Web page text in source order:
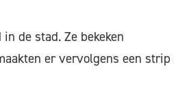
de stad. Ze bekeken
er vervolgens een strip